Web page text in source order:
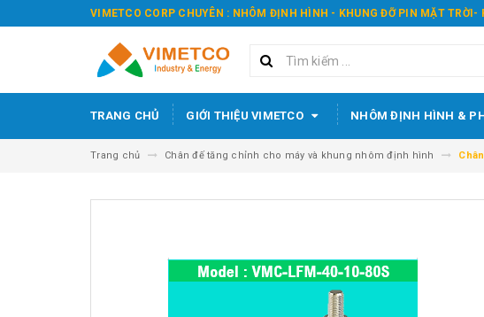
VIMETCO CORP CHUYÊN : NHÔM ĐỊNH HÌNH - KHUNG ĐỠ PIN MẶT
TRANG CHỦ GIỚI THIỆU VIMETCO NHÔM ĐỊNH HÌNH &
Trang chủ Chân đế tăng chỉnh cho máy và khung nhôm định hình